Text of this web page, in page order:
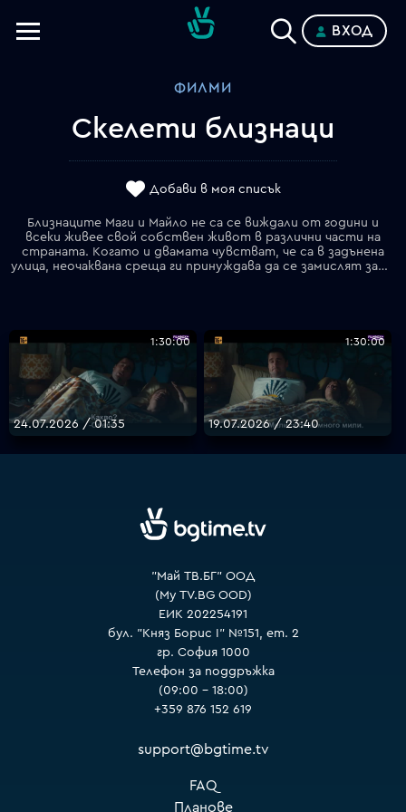
ВХОД
ФИЛМИ
Скелети близнаци
Добави в моя списък
Близнаците Маги и Майло не са се виждали от години и
всеки живее свой собствен живот в различни части на
страната. Когато и двамата чувстват, че са в задънена
улица, неочаквана среща ги принуждава да се замислят защо нищо не върви добре. Маги трябва да преосмисли брака си и самоунищожителните си тенденции, а Майло трябва да превъзмогне болката от разбитото си сърце. Срещата на близнаците им носи прилив на нови сили и те осъзнават, че може би ще оправят живота си, ако приемат миналото и поправят взаимоотношенията си.
1:30:00
24.07.2026 / 01:35
1:30:00
19.07.2026 / 23:40
"Май ТВ.БГ" ООД
(My TV.BG OOD)
ЕИК 202254191
бул. "Княз Борис I" №151, ет. 2
гр. София 1000
Телефон за поддръжка
(09:00 – 18:00)
+359 876 152 619
support@bgtime.tv
FAQ
Планове